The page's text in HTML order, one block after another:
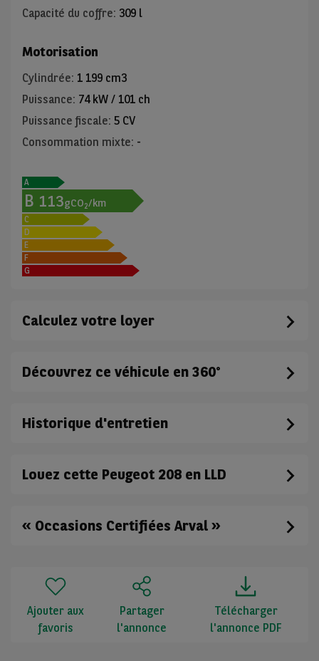
Capacité du coffre: 309 l
Motorisation
Cylindrée: 1 199 cm3
Puissance: 74 kW / 101 ch
Puissance fiscale: 5 CV
Consommation mixte: -
A
B 113gCO2/km
C
D
E
F
G
Calculez votre loyer
Découvrez ce véhicule en 360°
Historique d'entretien
Louez cette Peugeot 208 en LLD
« Occasions Certifiées Arval »
Ajouter aux
favoris
Partager
l'annonce
Télécharger
l'annonce PDF